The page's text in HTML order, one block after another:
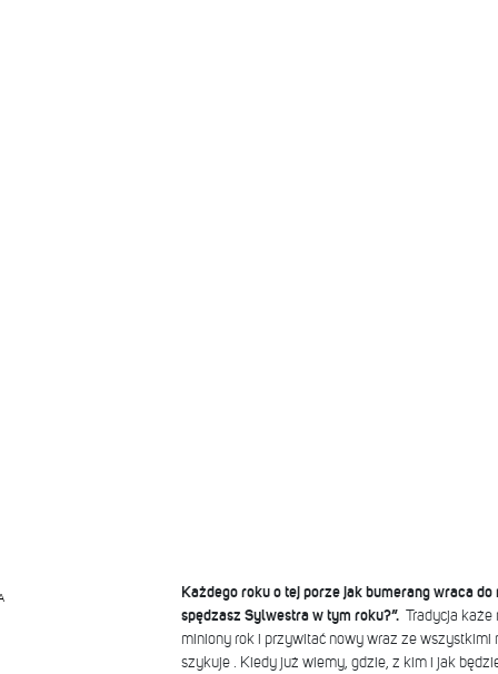
Każdego roku o tej porze jak bumerang wraca do
spędzasz Sylwestra w tym roku?”.
Tradycja
miniony rok i przywitać nowy wraz ze wszystkimi
szykuje . Kiedy już wiemy, gdzie, z kim i jak